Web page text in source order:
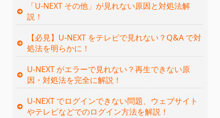
「U-NEXT その他」が見れない原因と対処法解
説！
【必見】U-NEXT をテレビで見れない？Q&A で対
処法を明らかに！
U-NEXT がエラーで見れない？再生できない原
因・対処法を完全に解説！
U-NEXT でログインできない問題、ウェブサイト
やテレビなどでのログイン方法を解説！